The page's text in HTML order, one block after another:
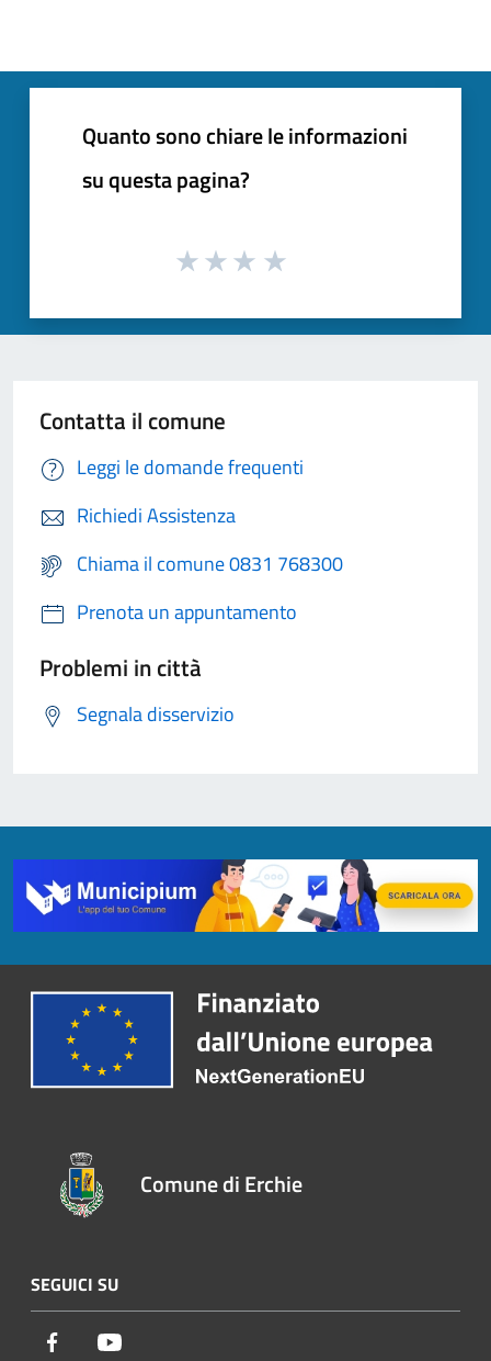
Quanto sono chiare le informazioni
su questa pagina?
Contatta il comune
Leggi le domande frequenti
Richiedi Assistenza
Chiama il comune 0831 768300
Prenota un appuntamento
Problemi in città
Segnala disservizio
Comune di Erchie
SEGUICI SU
Facebook